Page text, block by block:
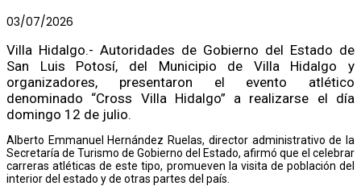
03/07/2026
Villa Hidalgo.- Autoridades de Gobierno del Estado de
San Luis Potosí, del Municipio de Villa Hidalgo y
organizadores, presentaron el evento atlético
denominado “Cross Villa Hidalgo” a realizarse el día
domingo 12 de julio.
Alberto Emmanuel Hernández Ruelas, director administrativo de la
Secretaría de Turismo de Gobierno del Estado, afirmó que el celebrar
carreras atléticas de este tipo, promueven la visita de población del
interior del estado y de otras partes del país.